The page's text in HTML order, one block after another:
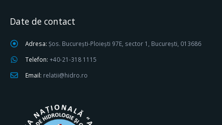
Date de contact
Adresa: Șos. București-Ploiești 97E, sector 1, București, 013686
Telefon: +40-21-318 1115
Email: relatii@hidro.ro